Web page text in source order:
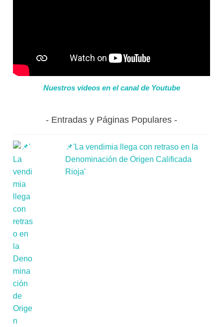
Nuestros videos en el canal de Youtube
Entradas y Páginas Populares
📌'La vendimia llega con retraso en la
Denominación de Origen Calificada
Rioja'